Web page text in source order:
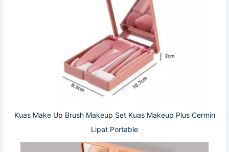
Kuas Make Up Brush Makeup Set Kuas Makeup Plus Cermin
Lipat Portable